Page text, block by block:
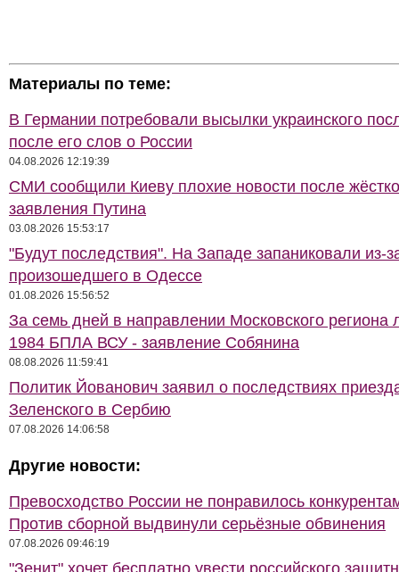
Материалы по теме:
В Германии потребовали высылки украинского
после его слов о России
04.08.2026 12:19:39
СМИ сообщили Киеву плохие новости после
заявления Путина
03.08.2026 15:53:17
"Будут последствия". На Западе запаниковали из-
произошедшего в Одессе
01.08.2026 15:56:52
За семь дней в направлении Московского региона
1984 БПЛА ВСУ - заявление Собянина
08.08.2026 11:59:41
Политик Йованович заявил о последствиях
Зеленского в Сербию
07.08.2026 14:06:58
Другие новости:
Превосходство России не понравилось
Против сборной выдвинули серьёзные обвинения
07.08.2026 09:46:19
"Зенит" хочет бесплатно увести российского